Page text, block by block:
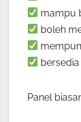
mampu
boleh
Panel